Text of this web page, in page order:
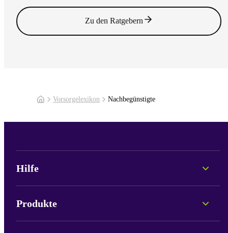
Zu den Ratgebern
Vorsorgelexikon Nachbegünstigte
Hilfe
Fonds-Informationen
Lob und Kritik
Produkte